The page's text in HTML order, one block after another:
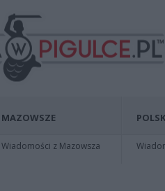
MAZOWSZE
Wiadomości z Mazowsza